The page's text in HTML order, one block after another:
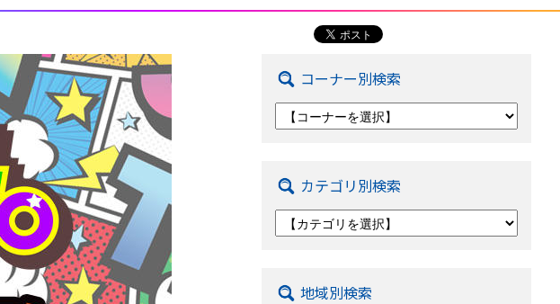
コーナー別検索
カテゴリ別検索
地域別検索